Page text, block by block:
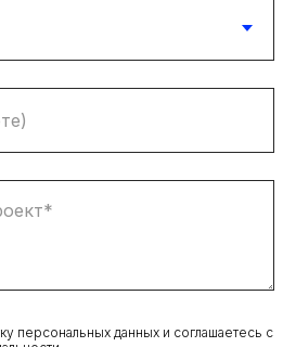
персональных данных и соглашаетесь c